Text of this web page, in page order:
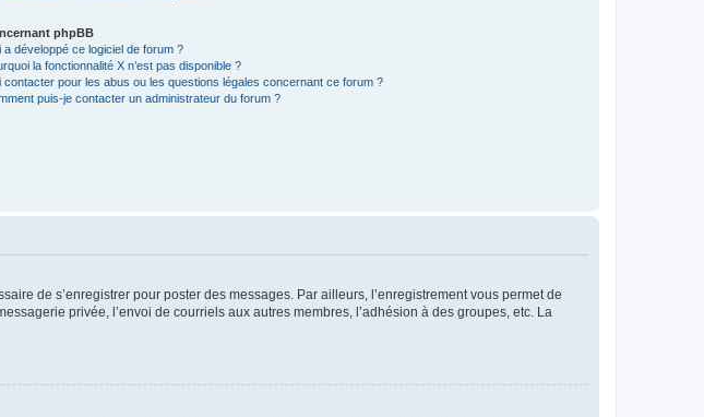
phpBB
a développé ce logiciel de forum ?
la fonctionnalité X n’est pas disponible ?
contacter pour les abus ou les questions légales concernant ce forum ?
puis-je contacter un administrateur du forum ?
de s’enregistrer pour poster des messages. Par ailleurs, l’enregistrement vous permet de
privée, l’envoi de courriels aux autres membres, l’adhésion à des groupes, etc. La